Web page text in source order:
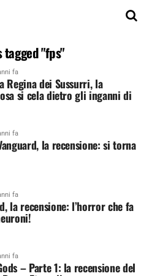
"fps"
fa
Regina dei Sussurri, la
si cela dietro gli inganni di
fa
la recensione: si torna
fa
la recensione: l’horror che fa
fa
– Parte 1: la recensione del